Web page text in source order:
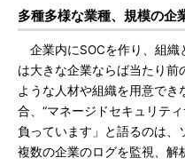
多種多様な業種、規模の企
企業内にSOCを作り、組織
は大きな企業ならば当たり
ような人材や組織を用意で
合、“マネージドセキュリテ
負っています」と語るのは
複数の企業のログを監視、解